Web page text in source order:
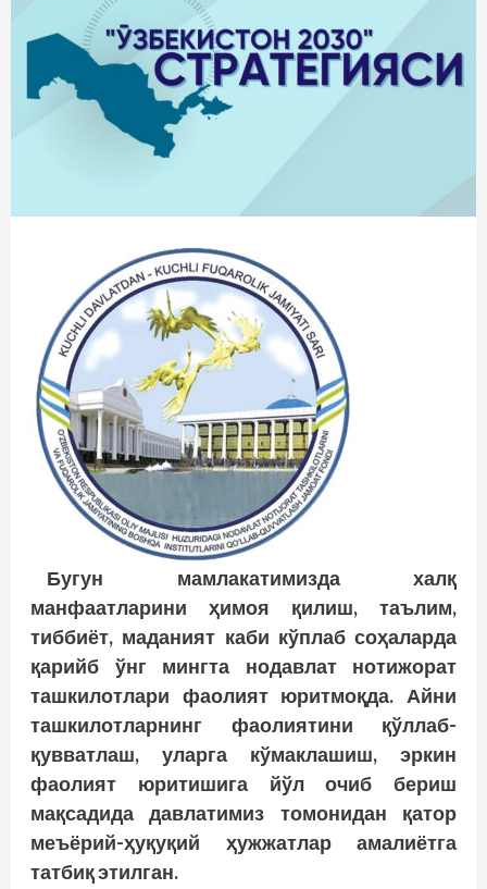
Бугун мамлакатимизда халқ
манфаатларини ҳимоя қилиш, таълим,
тиббиёт, маданият каби кўплаб соҳаларда
қарийб ўнг мингта нодавлат нотижорат
ташкилотлари фаолият юритмоқда. Айни
ташкилотларнинг фаолиятини қўллаб-
қувватлаш, уларга кўмаклашиш, эркин
фаолият юритишига йўл очиб бериш
мақсадида давлатимиз томонидан қатор
меъёрий-ҳуқуқий ҳужжатлар амалиётга
татбиқ этилган.